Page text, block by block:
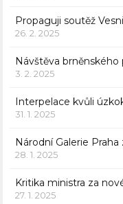
Propaguji soutěž
26. 2. 2025
Návštěva brněnského
3. 2. 2025
Interpelace kvůli
31. 1. 2025
Národní Galerie
28. 1. 2025
Kritika ministra za
27. 1. 2025